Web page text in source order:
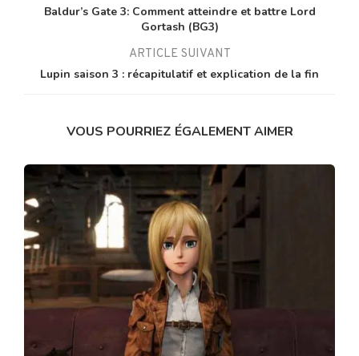
Baldur’s Gate 3: Comment atteindre et battre Lord
Gortash (BG3)
ARTICLE SUIVANT
Lupin saison 3 : récapitulatif et explication de la fin
VOUS POURRIEZ ÉGALEMENT AIMER